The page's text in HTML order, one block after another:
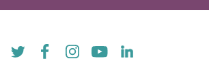
Twitter FacebookInstagramYouTubeLinkedIn